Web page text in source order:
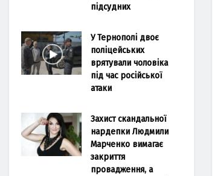
підсудних
У Тернополі двоє
поліцейських
врятували чоловіка
під час російської
атаки
Захист скандальної
нардепки Людмили
Марченко вимагає
закриття
провадження, а